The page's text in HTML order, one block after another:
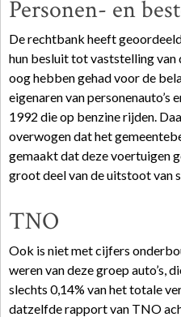
Personen- en
De rechtbank heeft
hun besluit tot vaststelling
oog hebben gehad voor de
eigenaren van personenauto’s
1992 die op benzine rijden.
overwogen dat het
gemaakt dat deze voertuigen
groot deel van de uitstoot
TNO
Ook is niet met cijfers
weren van deze groep auto’s,
slechts 0,14% van het totale
datzelfde rapport van TNO